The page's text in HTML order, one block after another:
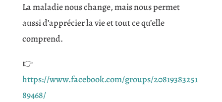
La maladie nous change, mais nous permet
aussi d’apprécier la vie et tout ce qu’elle
comprend.
👉
https://www.facebook.com/groups/20819383251
89468/